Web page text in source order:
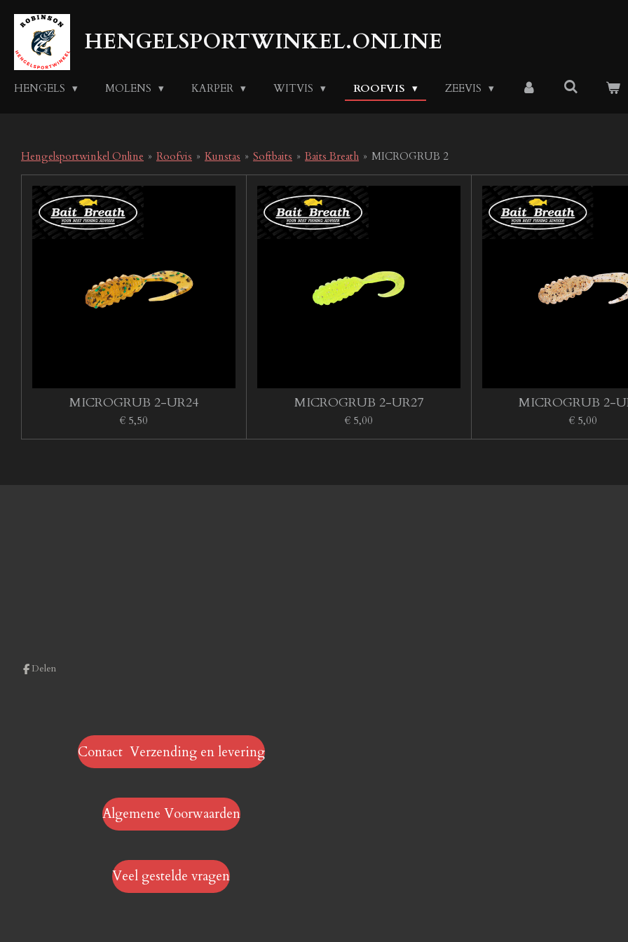
Ga
direct
de
HENGELSPORTWINKEL.ONLINE
HENGELS MOLENS KARPER WITVIS ROOFVIS ZEEVIS
Hengelsportwinkel Online » Roofvis » Kunstas » Softbaits » Baits Breath » MICROGRUB 2
MICROGRUB 2-UR24
€ 5,50
MICROGRUB 2-UR27
€ 5,00
MICROGRUB 2-
€ 5,00
Delen
Contact Verzending en levering
Algemene Voorwaarden
Veel gestelde vragen